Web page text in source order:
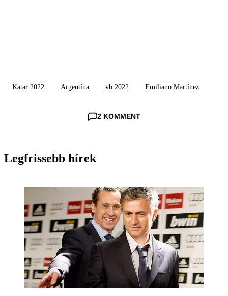
Katar 2022 Argentína vb 2022 Emiliano Martínez
2 KOMMENT
Legfrissebb hírek